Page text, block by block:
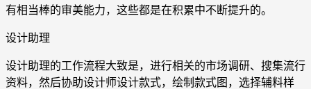
有相当棒的审美能力，这些都是在积累中不断提升的。
设计助理
设计助理的工作流程大致是，进行相关的市场调研、搜集流行
资料，然后协助设计师设计款式，绘制款式图，选择辅料样